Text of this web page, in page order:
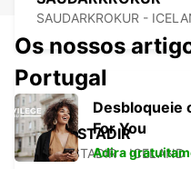
SAUDARKROKUR -
EGILSSTADIR
EGILSSTADIR - ICELAND
Os nossos
Portugal
Desbloqueie
For You
Adira